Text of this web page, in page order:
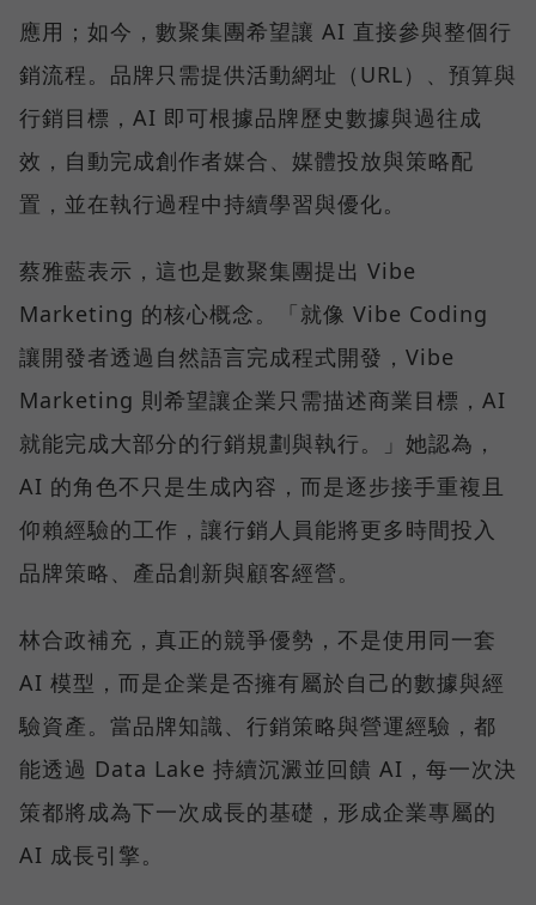
應用；如今，數聚集團希望讓 AI 直接參與整個行
銷流程。品牌只需提供活動網址（URL）、預算與
行銷目標，AI 即可根據品牌歷史數據與過往成
效，自動完成創作者媒合、媒體投放與策略配
置，並在執行過程中持續學習與優化。
蔡雅藍表示，這也是數聚集團提出 Vibe
Marketing 的核心概念。「就像 Vibe Coding
讓開發者透過自然語言完成程式開發，Vibe
Marketing 則希望讓企業只需描述商業目標，AI
就能完成大部分的行銷規劃與執行。」她認為，
AI 的角色不只是生成內容，而是逐步接手重複且
仰賴經驗的工作，讓行銷人員能將更多時間投入
品牌策略、產品創新與顧客經營。
林合政補充，真正的競爭優勢，不是使用同一套
AI 模型，而是企業是否擁有屬於自己的數據與經
驗資產。當品牌知識、行銷策略與營運經驗，都
能透過 Data Lake 持續沉澱並回饋 AI，每一次決
策都將成為下一次成長的基礎，形成企業專屬的
AI 成長引擎。